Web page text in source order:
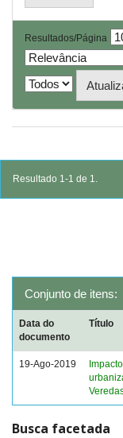
Resultados/Página
Resultado 1-1 de 1.
Conjunto de itens:
Data do
documento
Título
19-Ago-2019
Busca facetada